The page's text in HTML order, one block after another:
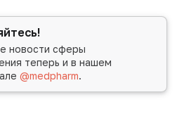
новости сферы
теперь и в нашем
@medpharm.